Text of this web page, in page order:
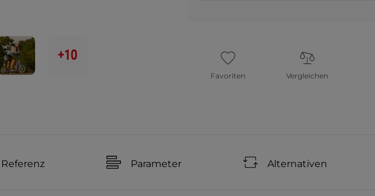
+10
Favoriten Vergleichen
Referenz Parameter Alternativen